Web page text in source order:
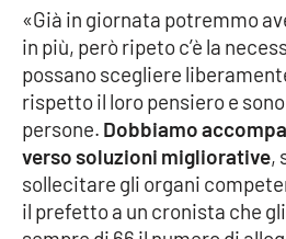
Venti di comunicazione
STREAMING
LaC TV
LaC Network
«Già in giornata potremmo
in più, però ripeto c’è la
possano scegliere
rispetto il loro pensiero e
persone. Dobbiamo
verso soluzioni migliorative,
sollecitare gli organi
il prefetto a un cronista che